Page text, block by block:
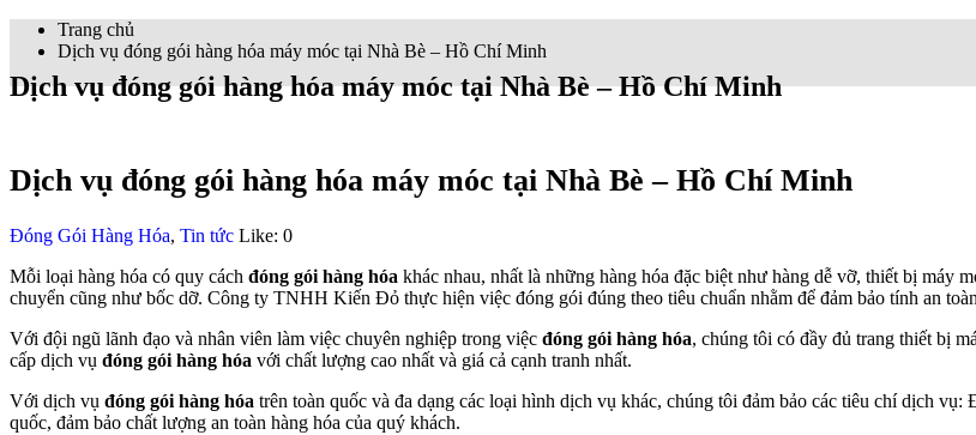
Trang chủ
Dịch vụ đóng gói hàng hóa máy móc tại Nhà Bè – Hồ Chí Minh
Dịch vụ đóng gói hàng hóa máy móc tại Nhà Bè – Hồ Chí Minh
Dịch vụ đóng gói hàng hóa máy móc tại Nhà Bè – Hồ Chí Minh
Đóng Gói Hàng Hóa, Tin tức Like: 0
Mỗi loại hàng hóa có quy cách đóng gói hàng hóa khác nhau, nhất là những hàng hóa đặc biệt như hàng dễ vỡ, thiết bị
chuyển cũng như bốc dỡ. Công ty TNHH Kiến Đỏ thực hiện việc đóng gói đúng theo tiêu chuẩn nhằm để đảm bảo tính an
Với đội ngũ lãnh đạo và nhân viên làm việc chuyên nghiệp trong việc đóng gói hàng hóa, chúng tôi có đầy đủ trang thiết bị
cấp dịch vụ đóng gói hàng hóa với chất lượng cao nhất và giá cả cạnh tranh nhất.
Với dịch vụ đóng gói hàng hóa trên toàn quốc và đa dạng các loại hình dịch vụ khác, chúng tôi đảm bảo các tiêu chí dịch
quốc, đảm bảo chất lượng an toàn hàng hóa của quý khách.